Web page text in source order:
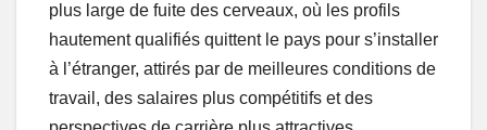
plus large de fuite des cerveaux, où les profils
hautement qualifiés quittent le pays pour s’installer
à l’étranger, attirés par de meilleures conditions de
travail, des salaires plus compétitifs et des